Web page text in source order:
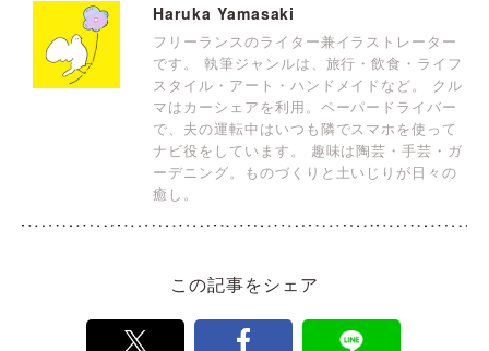
Haruka Yamasaki
フリーランスのライター兼イラストレーター
です。 執筆ジャンルは、旅行・飲食・ライフ
スタイル・アート・ハンドメイドなど。 クル
マはカーシェアを利用。ペーパードライバー
で、夫の運転中はいつも隣でスマホを使って
ナビ役をしています。 趣味は陶芸・手芸・ガ
ーデニング。ものづくりと土いじりが日々の
癒し。
この記事をシェア